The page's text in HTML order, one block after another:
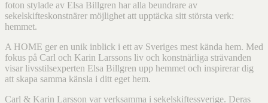
foton stylade av Elsa Billgren har alla beundrare av
sekelskifteskonstnärer möjlighet att upptäcka sitt största verk:
hemmet.
A HOME ger en unik inblick i ett av Sveriges mest kända hem. Med
fokus på Carl och Karin Larssons liv och konstnärliga strävanden
visar livsstilsexperten Elsa Billgren upp hemmet och inspirerar dig
att skapa samma känsla i ditt eget hem.
Carl & Karin Larsson var verksamma i sekelskiftessverige. Deras